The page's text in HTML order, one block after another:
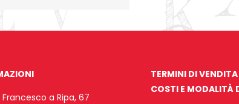
Francesco a Ripa, 67
TERMINI DI VENDITA
COSTI E MODALITÀ